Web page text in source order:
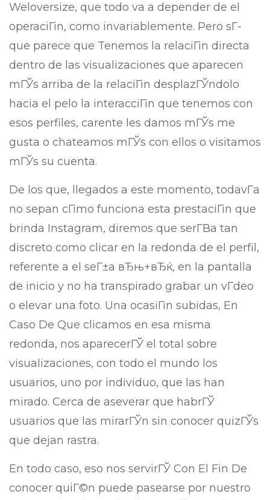
Weloversize, que todo va a depender de el
operaciГіn, como invariablemente. Pero sГ­
que parece que Tenemos la relaciГіn directa
dentro de las visualizaciones que aparecen
mГЎs arriba de la relaciГіn desplazГЎndolo
hacia el pelo la interacciГіn que tenemos con
esos perfiles, carente les damos mГЎs me
gusta o chateamos mГЎs con ellos o visitamos
mГЎs su cuenta.
De los que, llegados a este momento, todavГ­a
no sepan cГіmo funciona esta prestaciГіn que
brinda Instagram, diremos que serГ­В­a tan
discreto como clicar en la redonda de el perfil,
referente a el seГ±a вЂњ+вЂќ, en la pantalla
de inicio y no ha transpirado grabar un vГ­deo
o elevar una foto. Una ocasiГіn subidas, En
Caso De Que clicamos en esa misma
redonda, nos aparecerГЎ el total sobre
visualizaciones, con todo el mundo los
usuarios, uno por individuo, que las han
mirado. Cerca de aseverar que habrГЎ
usuarios que las mirarГЎn sin conocer quizГЎs
que dejan rastra.
En todo caso, eso nos servirГЎ Con El Fin De
conocer quiГ©n puede pasearse por nuestro